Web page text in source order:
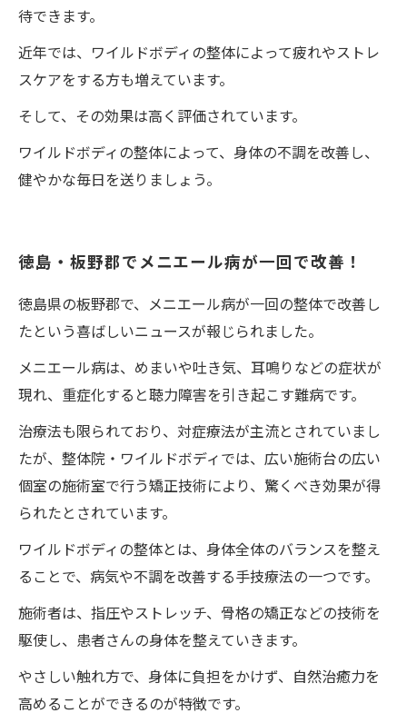
待できます。
近年では、ワイルドボディの整体によって疲れやストレ
スケアをする方も増えています。
そして、その効果は高く評価されています。
ワイルドボディの整体によって、身体の不調を改善し、
健やかな毎日を送りましょう。
徳島・板野郡でメニエール病が一回で改善！
徳島県の板野郡で、メニエール病が一回の整体で改善し
たという喜ばしいニュースが報じられました。
メニエール病は、めまいや吐き気、耳鳴りなどの症状が
現れ、重症化すると聴力障害を引き起こす難病です。
治療法も限られており、対症療法が主流とされていまし
たが、整体院・ワイルドボディでは、広い施術台の広い
個室の施術室で行う矯正技術により、驚くべき効果が得
られたとされています。
ワイルドボディの整体とは、身体全体のバランスを整え
ることで、病気や不調を改善する手技療法の一つです。
施術者は、指圧やストレッチ、骨格の矯正などの技術を
駆使し、患者さんの身体を整えていきます。
やさしい触れ方で、身体に負担をかけず、自然治癒力を
高めることができるのが特徴です。